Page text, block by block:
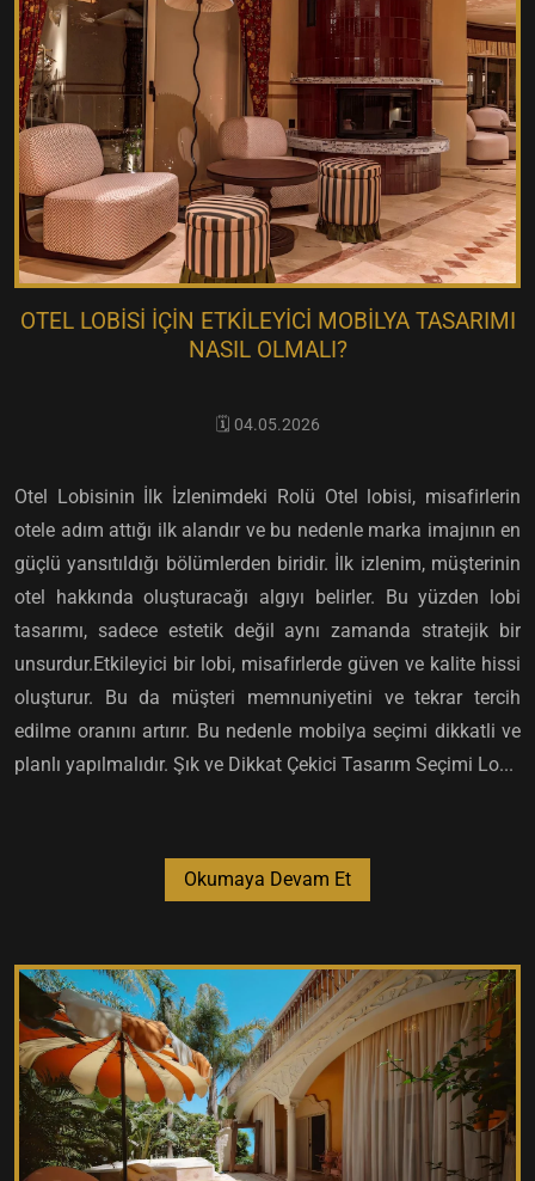
OTEL LOBISI İÇIN ETKILEYICI MOBILYA TASARIMI
NASIL OLMALI?
🗓️ 04.05.2026
Otel Lobisinin İlk İzlenimdeki Rolü Otel lobisi, misafirlerin
otele adım attığı ilk alandır ve bu nedenle marka imajının en
güçlü yansıtıldığı bölümlerden biridir. İlk izlenim, müşterinin
otel hakkında oluşturacağı algıyı belirler. Bu yüzden lobi
tasarımı, sadece estetik değil aynı zamanda stratejik bir
unsurdur.Etkileyici bir lobi, misafirlerde güven ve kalite hissi
oluşturur. Bu da müşteri memnuniyetini ve tekrar tercih
edilme oranını artırır. Bu nedenle mobilya seçimi dikkatli ve
planlı yapılmalıdır. Şık ve Dikkat Çekici Tasarım Seçimi Lo...
Okumaya Devam Et